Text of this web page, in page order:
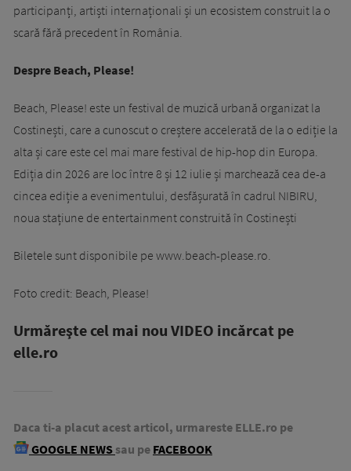
participanți, artiști internaționali și un ecosistem construit la o
scară fără precedent în România.
Despre Beach, Please!
Beach, Please! este un festival de muzică urbană organizat la
Costinești, care a cunoscut o creștere accelerată de la o ediție la
alta și care este cel mai mare festival de hip-hop din Europa.
Ediția din 2026 are loc între 8 și 12 iulie și marchează cea de-a
cincea ediție a evenimentului, desfășurată în cadrul NIBIRU,
noua stațiune de entertainment construită în Costinești
Biletele sunt disponibile pe www.beach-please.ro.
Foto credit: Beach, Please!
Urmăreşte cel mai nou VIDEO incărcat pe
elle.ro
Daca ti-a placut acest articol, urmareste ELLE.ro pe
GOOGLE NEWS sau pe FACEBOOK